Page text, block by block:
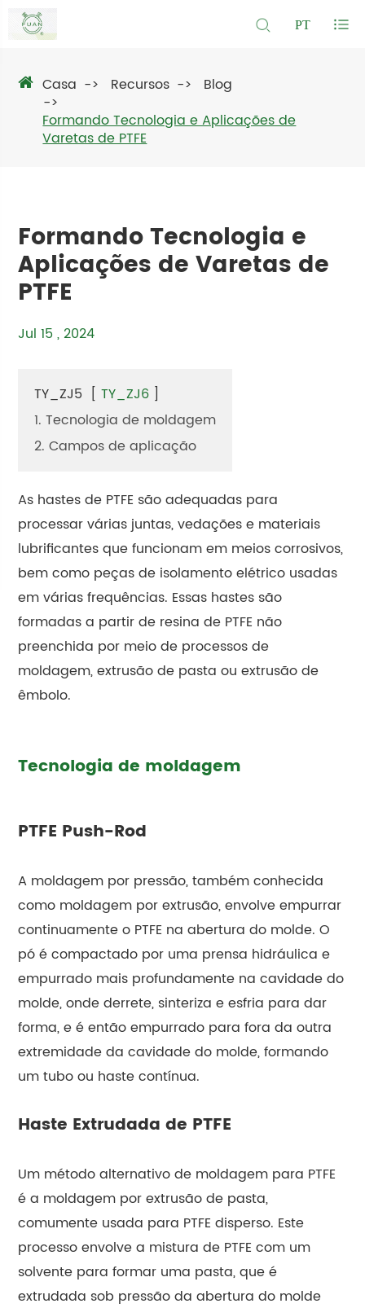
PT
Casa Recursos
Blog
Formando Tecnologia e Aplicações de
Varetas de PTFE
Formando Tecnologia e
Aplicações de Varetas de
PTFE
Jul 15 , 2024
TY_ZJ5 [ TY_ZJ6 ]
1. Tecnologia de moldagem
2. Campos de aplicação
As hastes de PTFE são adequadas para
processar várias juntas, vedações e materiais
lubrificantes que funcionam em meios corrosivos,
bem como peças de isolamento elétrico usadas
em várias frequências. Essas hastes são
formadas a partir de resina de PTFE não
preenchida por meio de processos de
moldagem, extrusão de pasta ou extrusão de
êmbolo.
Tecnologia de moldagem
PTFE Push-Rod
A moldagem por pressão, também conhecida
como moldagem por extrusão, envolve empurrar
continuamente o PTFE na abertura do molde. O
pó é compactado por uma prensa hidráulica e
empurrado mais profundamente na cavidade do
molde, onde derrete, sinteriza e esfria para dar
forma, e é então empurrado para fora da outra
extremidade da cavidade do molde, formando
um tubo ou haste contínua.
Haste Extrudada de PTFE
Um método alternativo de moldagem para PTFE
é a moldagem por extrusão de pasta,
comumente usada para PTFE disperso. Este
processo envolve a mistura de PTFE com um
solvente para formar uma pasta, que é
extrudada sob pressão da abertura do molde